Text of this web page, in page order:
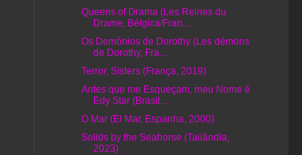
Queens of Drama (Les Reines du
Drame, Bélgica/Fran...
Os Demônios de Dorothy (Les démons
de Dorothy, Fra...
Terror, Sisters (França, 2019)
Antes que me Esqueçam, meu Nome é
Edy Star (Brasil...
O Mar (El Mar, Espanha, 2000)
Solids by the Seahorse (Tailândia,
2023)